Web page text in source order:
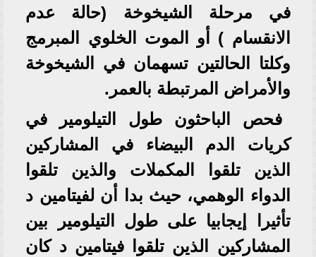
في مرحلة الشيخوخة (حالة عدم
الانقسام ) أو الموت الخلوي المبرمج
وكلتا الحالتين تسهمان في الشيخوخة
والأمراض المرتبطة بالعمر.
فحص الباحثون طول التيلومير في
كريات الدم البيضاء في المشاركين
الذين تلقوا المكملات والذين تلقوا
الدواء الوهمي، حيث بدا أن لفيتامين د
تأثيرا إيجابيا على طول التيلومير بين
المشاركين الذين تلقوا فيتامين د كان